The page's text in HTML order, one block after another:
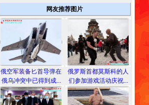
网友推荐图片
俄空军装备匕首导弹在
俄乌冲突中已得到成...
俄罗斯首都莫斯科的人
们参加游戏活动庆祝...